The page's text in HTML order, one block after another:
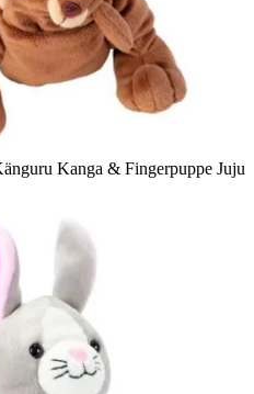
Kanga & Fingerpuppe Juju